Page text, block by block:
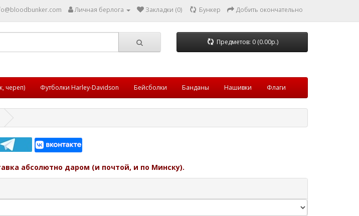
Личная берлога Закладки (0) Бункер Добить окончательно
Предметов: 0 (0.00р.)
череп) Футболки Harley-Davidson Бейсболки Банданы Нашивки Флаги
абсолютно даром (и почтой, и по Минску).